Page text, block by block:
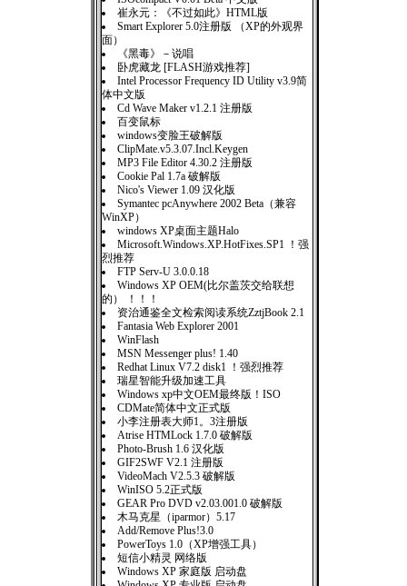
崔永元：《不过如此》HTML版
Smart Explorer 5.0注册版 （XP的外观界
面）
《黑毒》－说唱
卧虎藏龙 [FLASH游戏推荐]
Intel Processor Frequency ID Utility v3.9简
体中文版
Cd Wave Maker v1.2.1 注册版
百变鼠标
windows变脸王破解版
ClipMate.v5.3.07.Incl.Keygen
MP3 File Editor 4.30.2 注册版
Cookie Pal 1.7a 破解版
Nico's Viewer 1.09 汉化版
Symantec pcAnywhere 2002 Beta（兼容
WinXP）
windows XP桌面主题Halo
Microsoft.Windows.XP.HotFixes.SP1 ！强
烈推荐
FTP Serv-U 3.0.0.18
Windows XP OEM(比尔盖茨交给联想
的） ！！！
资治通鉴全文检索阅读系统ZztjBook 2.1
Fantasia Web Explorer 2001
WinFlash
MSN Messenger plus! 1.40
Redhat Linux V7.2 disk1 ！强烈推荐
瑞星智能升级加速工具
Windows xp中文OEM最终版！ISO
CDMate简体中文正式版
小李注册表大师1。3注册版
Atrise HTMLock 1.7.0 破解版
Photo-Brush 1.6 汉化版
GIF2SWF V2.1 注册版
VideoMach V2.5.3 破解版
WinISO 5.2正式版
GEAR Pro DVD v2.03.001.0 破解版
木马克星（iparmor）5.17
Add/Remove Plus!3.0
PowerToys 1.0（XP增强工具）
短信小精灵 网络版
Windows XP 家庭版 启动盘